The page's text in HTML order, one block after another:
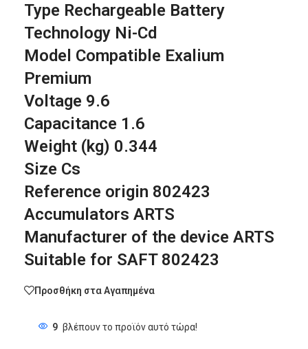
Type Rechargeable Battery
Technology Ni-Cd
Model Compatible Exalium
Premium
Voltage 9.6
Capacitance 1.6
Weight (kg) 0.344
Size Cs
Reference origin 802423
Accumulators ARTS
Manufacturer of the device ARTS
Suitable for SAFT 802423
Προσθήκη στα Αγαπημένα
9 βλέπουν το προϊόν αυτό τώρα!